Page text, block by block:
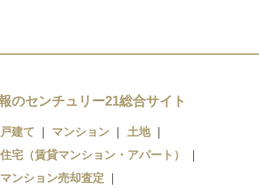
のセンチュリー21総合サイト
建て マンション
土地
宅（賃貸マンション・アパート）
ンション売却査定